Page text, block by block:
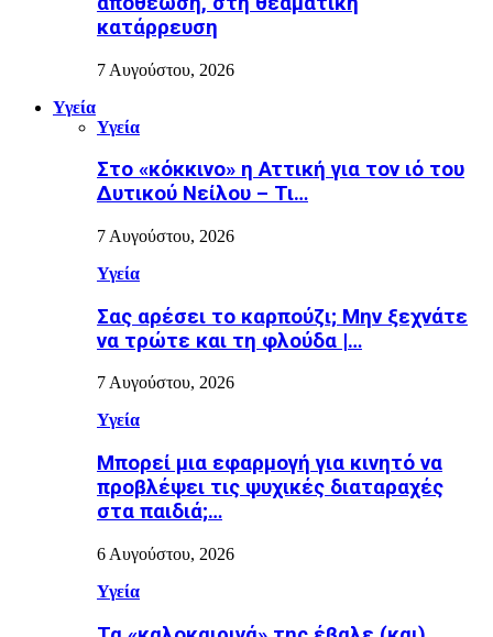
κατάρρευση
7 Αυγούστου, 2026
Υγεία
Υγεία
Στο «κόκκινο» η Αττική για τον ιό του
Δυτικού Νείλου – Τι…
7 Αυγούστου, 2026
Υγεία
Σας αρέσει το καρπούζι; Μην ξεχνάτε
να τρώτε και τη φλούδα |…
7 Αυγούστου, 2026
Υγεία
Μπορεί μια εφαρμογή για κινητό να
προβλέψει τις ψυχικές διαταραχές
στα παιδιά;…
6 Αυγούστου, 2026
Υγεία